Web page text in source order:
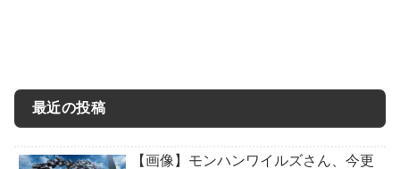
最近の投稿
【画像】モンハンワイルズさん、今更